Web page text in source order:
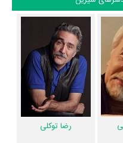
جدی بازیگری خود را در این
است:
اولین همکاری خود با
، رضا توکلی،شهین تسلیمی
،مرتضی کاظمی،افسانه بایگان
مومن
را در این اثر تجربه کرده
رضا توکلی